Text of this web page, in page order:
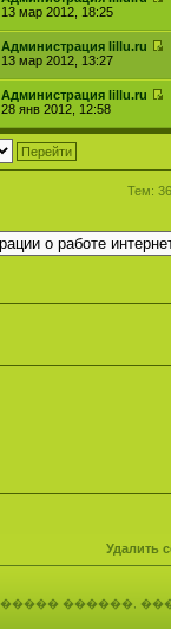
13 мар 2012, 18:25
Администрация lillu.ru
13 мар 2012, 13:27
Администрация lillu.ru
28 янв 2012, 12:58
Тем:
Удалить